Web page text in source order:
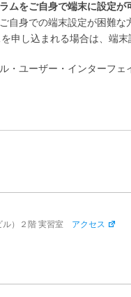
ムをご自身で端末に設定が
自身での端末設定が困難
申し込まれる場合は、端
ユーザー・インターフェ
ル）２階 実習室 アクセス